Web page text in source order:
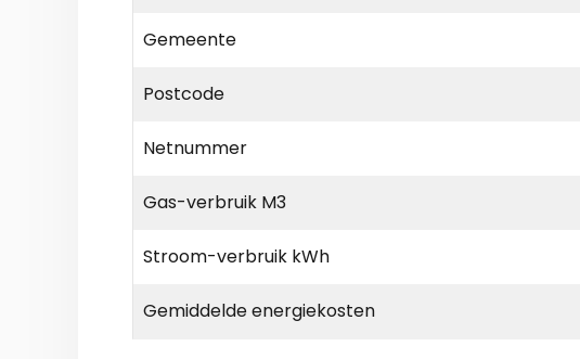
Gemeente
Postcode
Netnummer
Gas-verbruik M3
Stroom-verbruik kWh
Gemiddelde energiekosten